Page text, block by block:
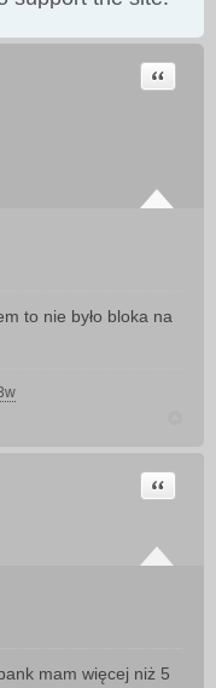
Cytuj
to nie było bloka na
Cytuj
mam więcej niż 5